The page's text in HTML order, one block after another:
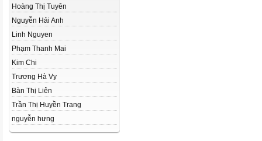
Hoàng Thị Tuyên
Nguyễn Hải Anh
Linh Nguyen
Phạm Thanh Mai
Kim Chi
Trương Hà Vy
Bàn Thị Liên
Trần Thị Huyền Trang
nguyễn hưng